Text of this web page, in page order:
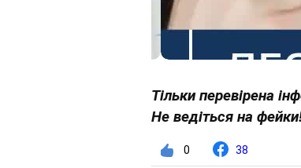
Тільки перевірена
Не ведіться на
0 38